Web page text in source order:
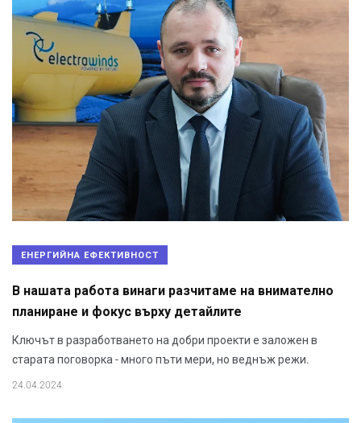
ЕНЕРГИЙНА ЕФЕКТИВНОСТ
В нашата работа винаги разчитаме на внимателно
планиране и фокус върху детайлите
Ключът в разработването на добри проекти е заложен в
старата поговорка - много пъти мери, но веднъж режи.
24.04.2024